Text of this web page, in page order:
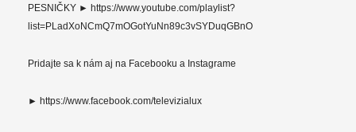
PESNIČKY ► https://www.youtube.com/playlist?
list=PLadXoNCmQ7mOGotYuNn89c3vSYDuqGBnO
Pridajte sa k nám aj na Facebooku a Instagrame
► https://www.facebook.com/televizialux